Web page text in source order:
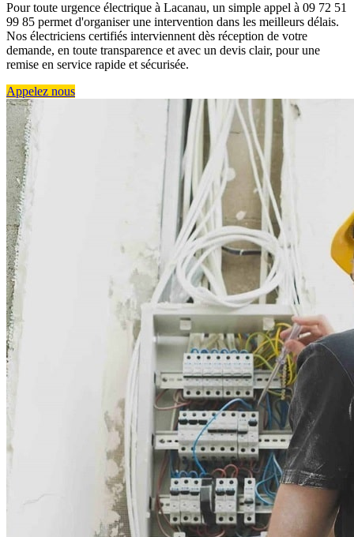
Pour toute urgence électrique à Lacanau, un simple appel à 09 72 51
99 85 permet d'organiser une intervention dans les meilleurs délais.
Nos électriciens certifiés interviennent dès réception de votre
demande, en toute transparence et avec un devis clair, pour une
remise en service rapide et sécurisée.
Appelez nous